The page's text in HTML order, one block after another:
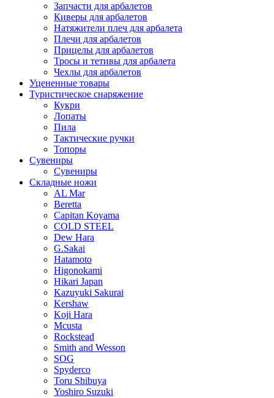
Запчасти для арбалетов
Киверы для арбалетов
Натяжители плеч для арбалета
Плечи для арбалетов
Прицелы для арбалетов
Тросы и тетивы для арбалета
Чехлы для арбалетов
Уцененные товары
Туристическое снаряжение
Кукри
Лопаты
Пила
Тактические ручки
Топоры
Сувениры
Сувениры
Складные ножи
AL Mar
Beretta
Capitan Koyama
COLD STEEL
Dew Hara
G.Sakai
Hatamoto
Higonokami
Hikari Japan
Kazuyuki Sakurai
Kershaw
Koji Hara
Mcusta
Rockstead
Smith and Wesson
SOG
Spyderco
Toru Shibuya
Yoshiro Suzuki